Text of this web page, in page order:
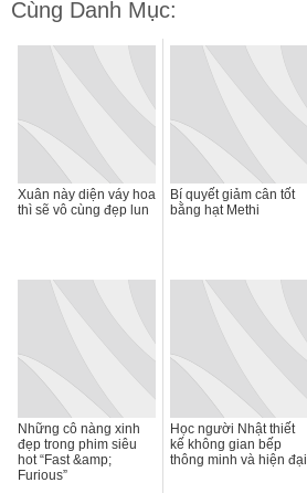
Cùng Danh Mục:
Xuân này diện váy hoa
thì sẽ vô cùng đẹp lun
Bí quyết giảm cân tốt
bằng hạt Methi
Những cô nàng xinh
đẹp trong phim siêu
hot “Fast &amp;
Furious”
Học người Nhật thiết
kế không gian bếp
thông minh và hiện đại